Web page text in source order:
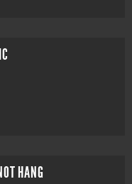
HANG